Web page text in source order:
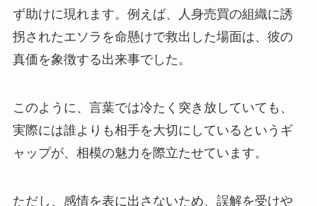
ず助けに現れます。例えば、人身売買の組織に誘
拐されたエソラを命懸けで救出した場面は、彼の
真価を象徴する出来事でした。
このように、言葉では冷たく突き放していても、
実際には誰よりも相手を大切にしているというギ
ャップが、相模の魅力を際立たせています。
ただし、感情を表に出さないため、誤解を受けや